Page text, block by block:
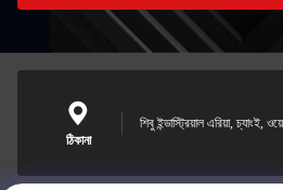
ঠিকানা
শিবু ইন্ডাস্ট্রিয়াল এরিয়া, চ্যাংই,